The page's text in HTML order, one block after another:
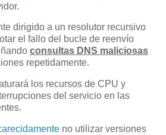
dirigido a un resolutor recursivo
el fallo del bucle de reenvío
consultas DNS maliciosas
repetidamente.
los recursos de CPU y
del servicio en las
no utilizar versiones